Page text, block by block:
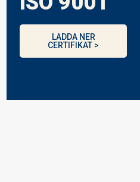
LADDA NER
CERTIFIKAT >